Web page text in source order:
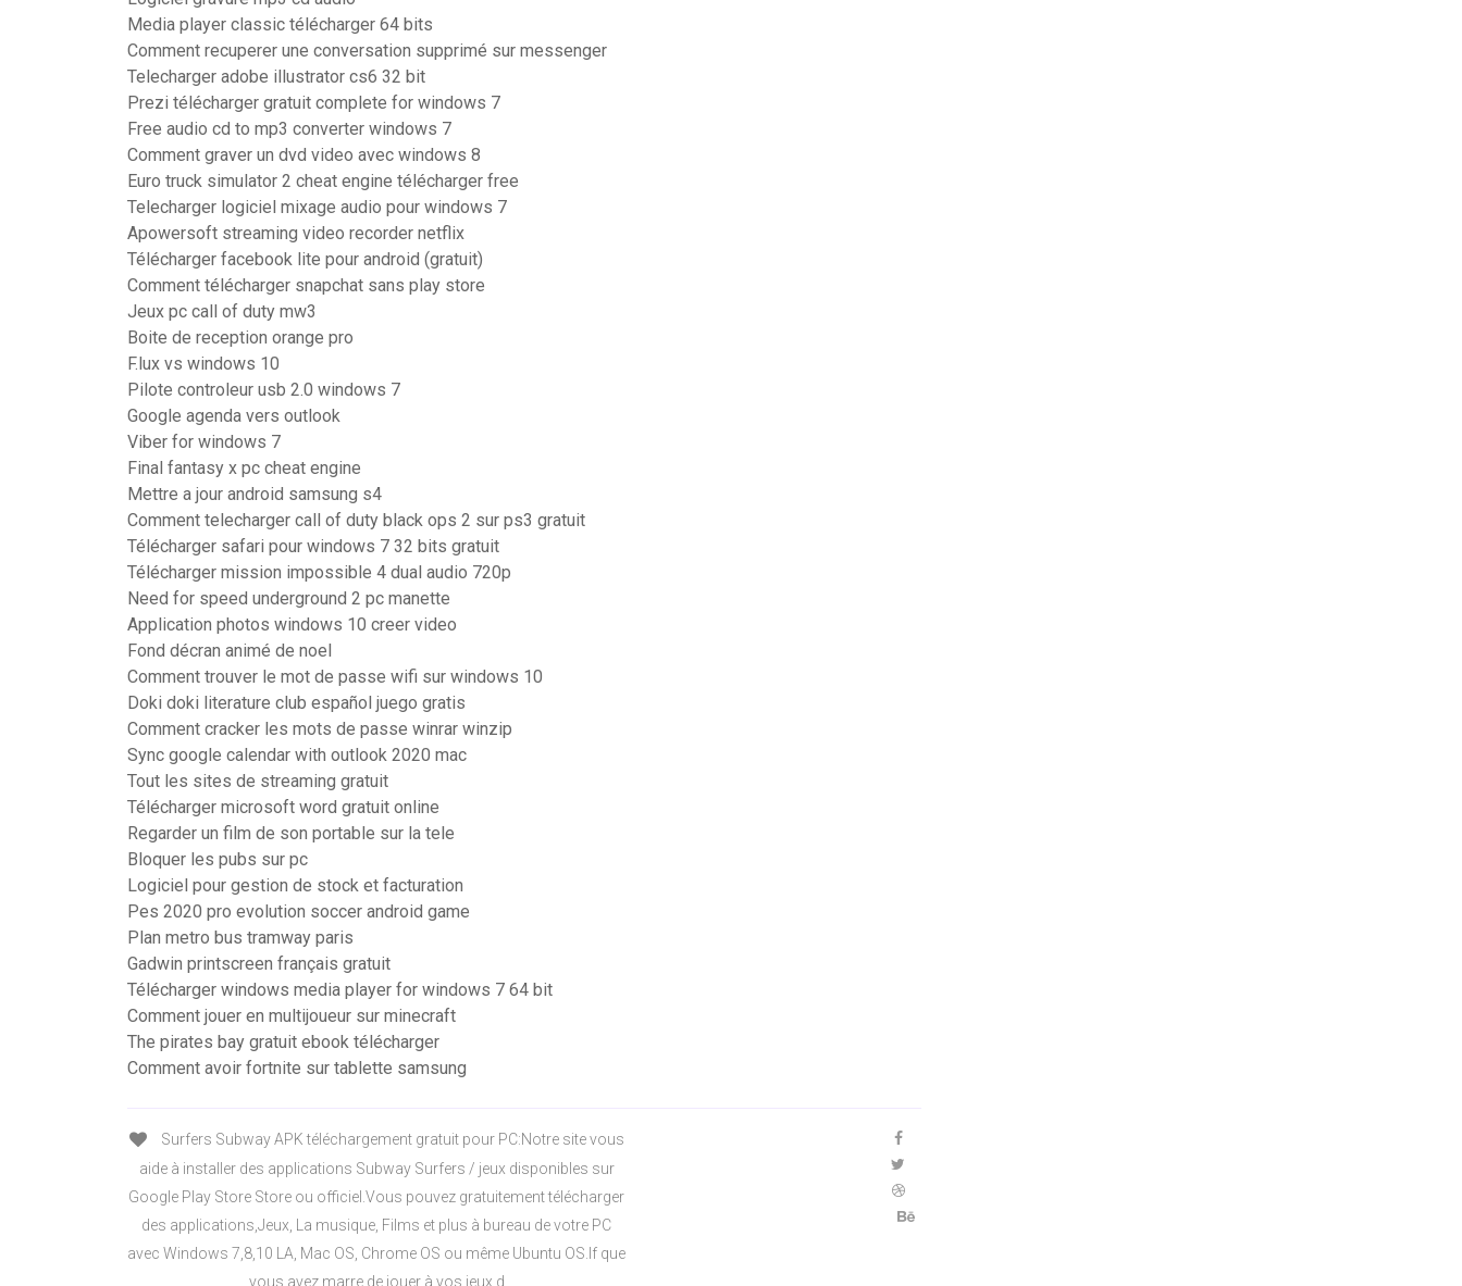
Media player classic télécharger 64 bits
Comment recuperer une conversation supprimé sur messenger
Telecharger adobe illustrator cs6 32 bit
Prezi télécharger gratuit complete for windows 7
Free audio cd to mp3 converter windows 7
Comment graver un dvd video avec windows 8
Euro truck simulator 2 cheat engine télécharger free
Telecharger logiciel mixage audio pour windows 7
Apowersoft streaming video recorder netflix
Télécharger facebook lite pour android (gratuit)
Comment télécharger snapchat sans play store
Jeux pc call of duty mw3
Boite de reception orange pro
F.lux vs windows 10
Pilote controleur usb 2.0 windows 7
Google agenda vers outlook
Viber for windows 7
Final fantasy x pc cheat engine
Mettre a jour android samsung s4
Comment telecharger call of duty black ops 2 sur ps3 gratuit
Télécharger safari pour windows 7 32 bits gratuit
Télécharger mission impossible 4 dual audio 720p
Need for speed underground 2 pc manette
Application photos windows 10 creer video
Fond décran animé de noel
Comment trouver le mot de passe wifi sur windows 10
Doki doki literature club español juego gratis
Comment cracker les mots de passe winrar winzip
Sync google calendar with outlook 2020 mac
Tout les sites de streaming gratuit
Télécharger microsoft word gratuit online
Regarder un film de son portable sur la tele
Bloquer les pubs sur pc
Logiciel pour gestion de stock et facturation
Pes 2020 pro evolution soccer android game
Plan metro bus tramway paris
Gadwin printscreen français gratuit
Télécharger windows media player for windows 7 64 bit
Comment jouer en multijoueur sur minecraft
The pirates bay gratuit ebook télécharger
Comment avoir fortnite sur tablette samsung
Surfers Subway APK téléchargement gratuit pour PC:Notre site vous
aide à installer des applications Subway Surfers / jeux disponibles sur
Google Play Store Store ou officiel.Vous pouvez gratuitement télécharger
des applications,Jeux, La musique, Films et plus à bureau de votre PC
avec Windows 7,8,10 LA, Mac OS, Chrome OS ou même Ubuntu OS.If que
vous avez marre de jouer à vos jeux d